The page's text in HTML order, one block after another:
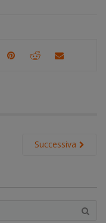
Successiva